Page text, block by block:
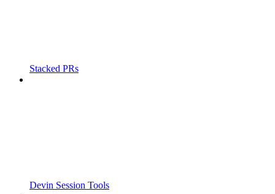
Stacked PRs
Devin Session Tools